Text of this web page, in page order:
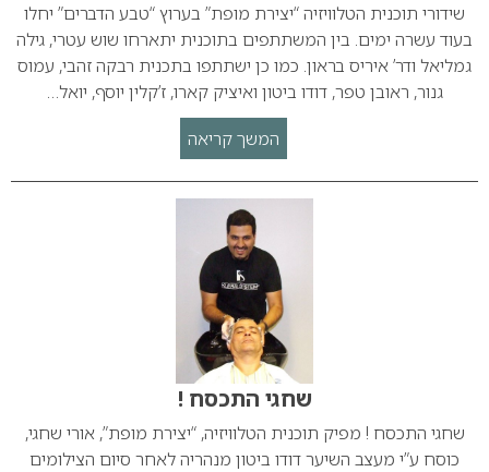
שידורי תוכנית הטלוויזיה “יצירת מופת” בערוץ “טבע הדברים” יחלו
בעוד עשרה ימים. בין המשתתפים בתוכנית יתארחו שוש עטרי, גילה
גמליאל ודר’ איריס בראון. כמו כן ישתתפו בתכנית רבקה זהבי, עמוס
גנור, ראובן טפר, דודו ביטון ואיציק קארו, ז’קלין יוסף, יואל…
המשך קריאה
שחגי התכסח !
שחגי התכסח ! מפיק תוכנית הטלוויזיה, “יצירת מופת”, אורי שחגי,
כוסח ע”י מעצב השיער דודו ביטון מנהריה לאחר סיום הצילומים